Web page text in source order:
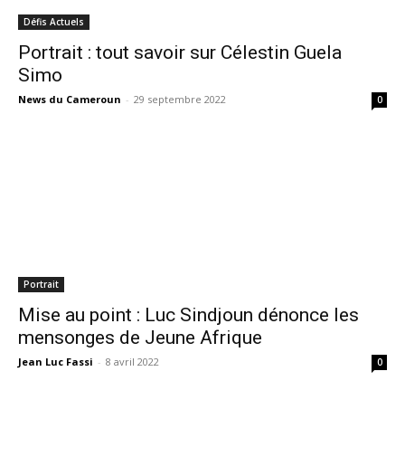
Défis Actuels
Portrait : tout savoir sur Célestin Guela
Simo
News du Cameroun - 29 septembre 2022 0
Portrait
Mise au point : Luc Sindjoun dénonce les
mensonges de Jeune Afrique
Jean Luc Fassi - 8 avril 2022 0